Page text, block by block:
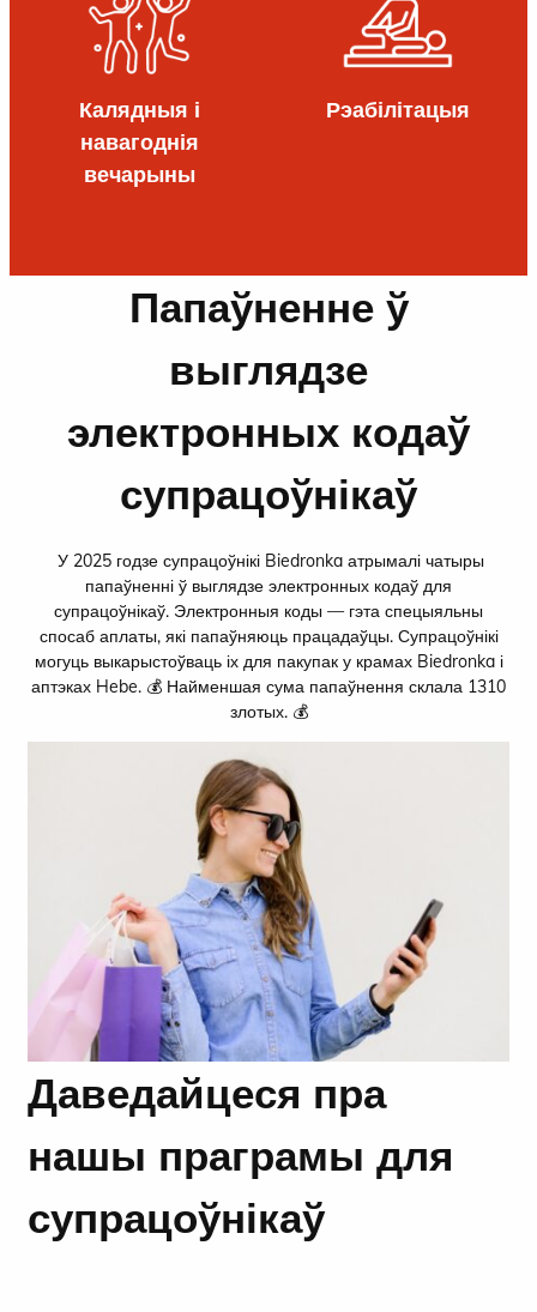
Калядныя і
навагоднія
вечарыны
Рэабілітацыя
Папаўненне ў
выглядзе
электронных кодаў
супрацоўнікаў
У 2025 годзе супрацоўнікі Biedronka атрымалі чатыры
папаўненні ў выглядзе электронных кодаў для
супрацоўнікаў. Электронныя коды — гэта спецыяльны
спосаб аплаты, які папаўняюць працадаўцы. Супрацоўнікі
могуць выкарыстоўваць іх для пакупак у крамах Biedronka і
аптэках Hebe. 💰 Найменшая сума папаўнення склала 1310
злотых. 💰
Даведайцеся пра
нашы праграмы для
супрацоўнікаў